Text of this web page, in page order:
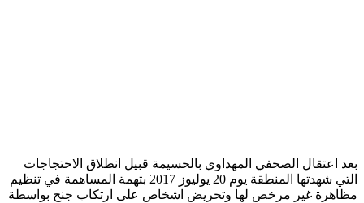
الصحفي المهداوي بالحسيمة قبيل انطلاق الاحتجاجات
التي شهدتها المنطقة يوم 20 يوليوز 2017 بتهمة المساهمة في تنظيم
غير مرخص لها وتحريض اشخاص على ارتكاب جنح بواسطة